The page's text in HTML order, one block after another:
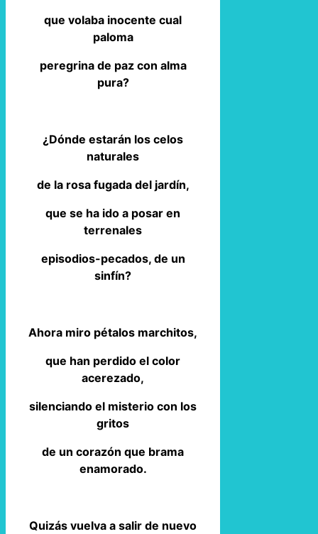
que volaba inocente cual
paloma
peregrina de paz con alma
pura?
¿Dónde estarán los celos
naturales
de la rosa fugada del jardín,
que se ha ido a posar en
terrenales
episodios-pecados, de un
sinfín?
Ahora miro pétalos marchitos,
que han perdido el color
acerezado,
silenciando el misterio con los
gritos
de un corazón que brama
enamorado.
Quizás vuelva a salir de nuevo